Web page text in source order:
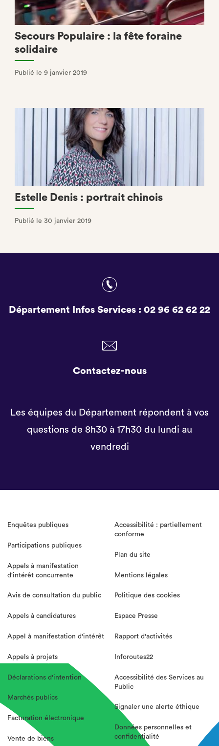
Secours Populaire : la fête foraine
solidaire
Publié le 9 janvier 2019
Estelle Denis : portrait chinois
Publié le 30 janvier 2019
Département Infos Services : 02 96 62 62 22
Contactez-nous
Les équipes du Département répondent à vos
questions de 8h30 à 17h30 du lundi au
vendredi
Enquêtes publiques
Participations publiques
Appels à manifestation
d'intérêt concurrente
Avis de consultation du public
Appels à candidatures
Appel à manifestation d'intérêt
Appels à projets
Déclarations d'intention
Marchés publics
Facturation électronique
Vente de biens
Accessibilité : partiellement
conforme
Plan du site
Mentions légales
Politique des cookies
Espace Presse
Rapport d'activités
Inforoutes22
Accessibilité des Services au
Public
Signaler une alerte éthique
Données personnelles et
confidentialité